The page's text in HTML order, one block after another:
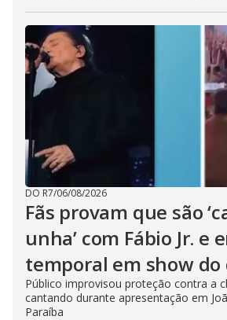
DO R7/06/08/2026
Fãs provam que são
unha’ com Fábio Jr. e
temporal em show
Público improvisou proteção contra a
cantando durante apresentação em
Paraíba